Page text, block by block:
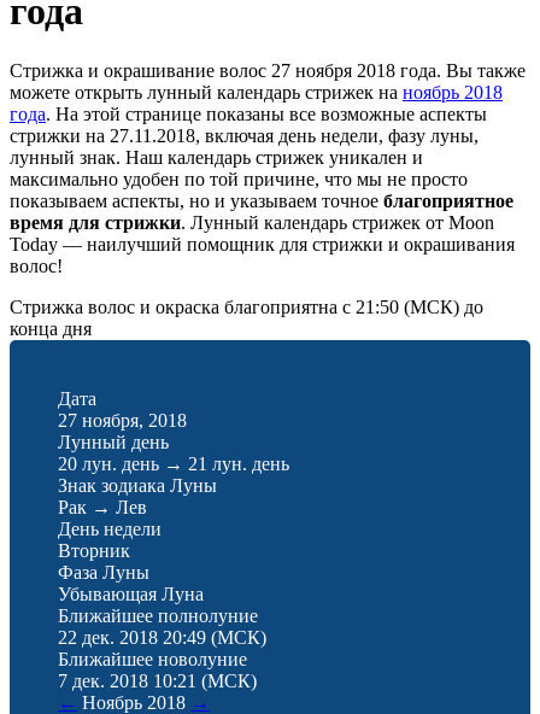
года
Стрижка и окрашивание волос 27 ноября 2018 года. Вы также
можете открыть лунный календарь стрижек на ноябрь 2018
года. На этой странице показаны все возможные аспекты
стрижки на 27.11.2018, включая день недели, фазу луны,
лунный знак. Наш календарь стрижек уникален и
максимально удобен по той причине, что мы не просто
показываем аспекты, но и указываем точное благоприятное
время для стрижки. Лунный календарь стрижек от Moon
Today — наилучший помощник для стрижки и окрашивания
волос!
Стрижка волос и окраска благоприятна с 21:50 (МСК) до
конца дня
Дата
27 ноября, 2018
Лунный день
20 лун. день → 21 лун. день
Знак зодиака Луны
Рак → Лев
День недели
Вторник
Фаза Луны
Убывающая Луна
Ближайшее полнолуние
22 дек. 2018 20:49 (МСК)
Ближайшее новолуние
7 дек. 2018 10:21 (МСК)
← Ноябрь 2018 →